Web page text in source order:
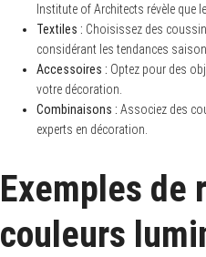
Institute of Architects révèle que
Textiles : Choisissez des
considérant les tendances
Accessoires : Optez pour des
votre décoration.
Combinaisons : Associez des
experts en décoration.
Exemples de
couleurs